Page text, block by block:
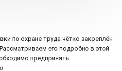
по охране труда чётко закреплён
его подробно в этой
предпринять